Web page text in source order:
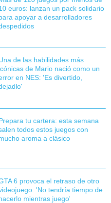
euros: lanzan un pack solidario
apoyar a desarrolladores
de las habilidades más
de Mario nació como un
en NES: 'Es divertido,
tu cartera: esta semana
todos estos juegos con
aroma a clásico
6 provoca el retraso de otro
'No tendría tiempo de
mientras juego'